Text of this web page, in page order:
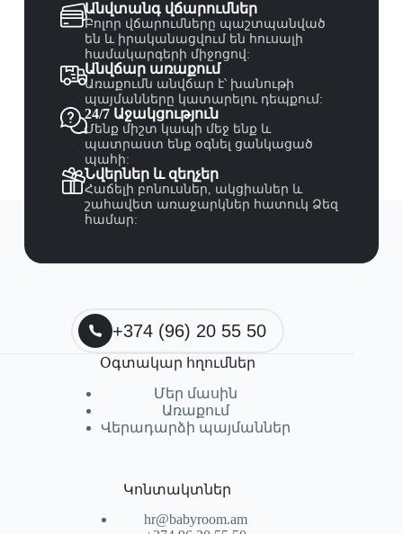
Անվտանգ վճարումներ
Բոլոր վճարումները պաշտպանված
են և իրականացվում են հուսալի
համակարգերի միջոցով:
Անվճար առաքում
Առաքումն անվճար է՝ խանութի
պայմանները կատարելու դեպքում:
24/7 Աջակցություն
Մենք միշտ կապի մեջ ենք և
պատրաստ ենք օգնել ցանկացած
պահի:
Նվերներ և զեղչեր
Հաճելի բոնուսներ, ակցիաներ և
շահավետ առաջարկներ հատուկ Ձեզ
համար:
+374 (96) 20 55 50
Օգտակար հղումներ
Մեր մասին
Առաքում
Վերադարձի պայմաններ
Կոնտակտներ
hr@babyroom.am